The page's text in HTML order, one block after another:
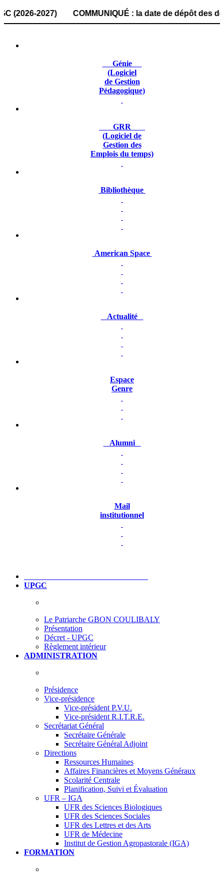
2027) COMMUNIQUÉ : la date de dépôt des
Génie
(Logiciel
de Gestion
Pédagogique)
GRR
(Logiciel de
Gestion des
Emplois du temps)
Bibliothèque
American Space
Actualité
Espace
Genre
Alumni
Mail
institutionnel
UPGC
Le Patriarche GBON COULIBALY
Présentation
Décret - UPGC
Règlement intérieur
ADMINISTRATION
Présidence
Vice-présidence
Vice-président P.V.U.
Vice-président R.I.T.R.E.
Secrétariat Général
Secrétaire Générale
Secrétaire Général Adjoint
Directions
Ressources Humaines
Affaires Financières et Moyens Généraux
Scolarité Centrale
Planification, Suivi et Évaluation
UFR – IGA
UFR des Sciences Biologiques
UFR des Sciences Sociales
UFR des Lettres et des Arts
UFR de Médecine
Institut de Gestion Agropastorale (IGA)
FORMATION